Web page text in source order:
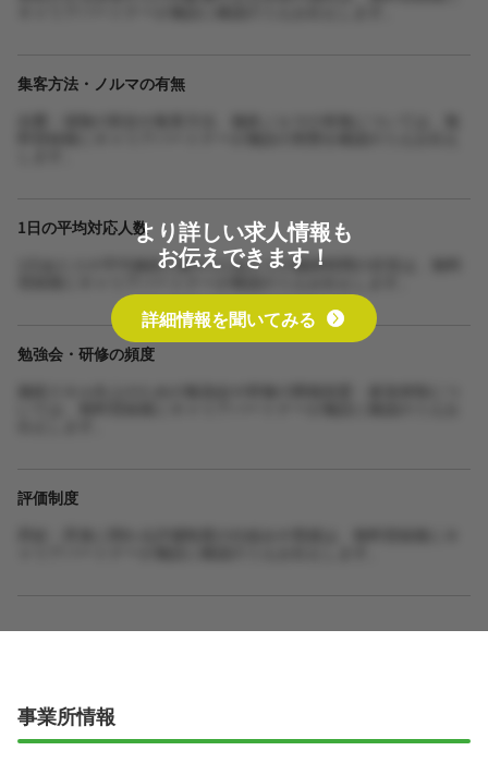
集客方法・ノルマの有無
1日の平均対応人数
1日あたりの平均施術人数や1人あたりの施術時間の目安は、無料
勉強会・研修の頻度
評価制度
より詳しい求人情報も
お伝えできます！
詳細情報を聞いてみる
事業所情報